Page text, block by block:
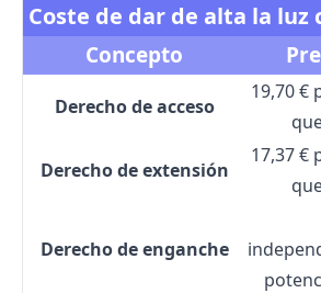
Coste de dar de alta la luz
Concepto
Derecho de acceso
19,70 €
Derecho de extensión
17,37 €
Derecho de enganche